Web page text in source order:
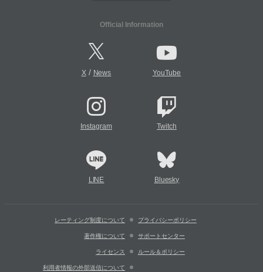
Official Information
X/ News YouTube
Instagram Twitch
LINE Bluesky
レーティング制度について プライバシーポリシー
著作権について サポートセンター
ライセンス ルール＆ポリシー
利用者情報の外部送信について